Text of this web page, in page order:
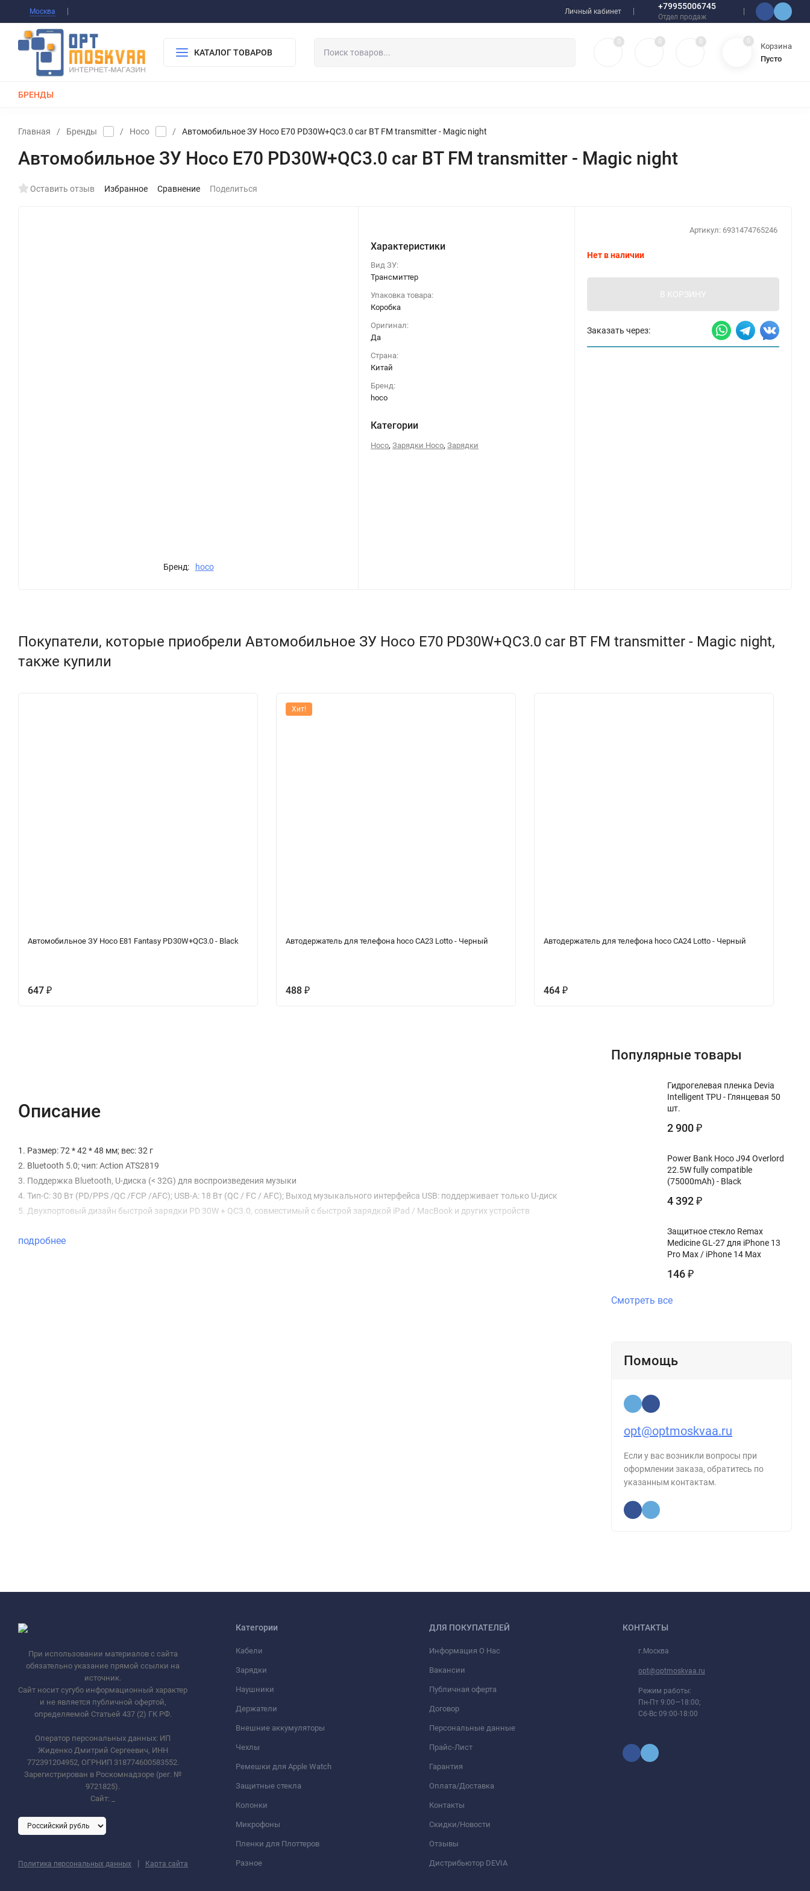
Москва Личный кабинет
+79955006745
Отдел продаж
КАТАЛОГ ТОВАРОВ
0 0 0 0
Корзина
Пусто
БРЕНДЫ
Главная / Бренды / Hoco / Автомобильное ЗУ Hoco E70 PD30W+QC3.0 car BT FM transmitter - Magic night
Автомобильное ЗУ Hoco E70 PD30W+QC3.0 car BT FM transmitter - Magic night
Оставить отзыв Избранное Сравнение Поделиться
Бренд: hoco
Характеристики
Вид ЗУ:
Трансмиттер
Упаковка товара:
Коробка
Оригинал:
Да
Страна:
Китай
Бренд:
hoco
Категории
Hoco,Зарядки Hoco,Зарядки
Артикул: 6931474765246
Нет в наличии
В КОРЗИНУ
Заказать через:
Покупатели, которые приобрели Автомобильное ЗУ Hoco E70 PD30W+QC3.0 car BT FM transmitter - Magic night,
также купили
Автомобильное ЗУ Hoco E81 Fantasy PD30W+QC3.0 - Black
647 ₽
Хит!
Автодержатель для телефона hoco CA23 Lotto - Черный
488 ₽
Автодержатель для телефона hoco CA24 Lotto - Черный
464 ₽
Описание
1. Размер: 72 * 42 * 48 мм; вес: 32 г
2. Bluetooth 5.0; чип: Action ATS2819
3. Поддержка Bluetooth, U-диска (< 32G) для воспроизведения музыки
4. Тип-C: 30 Вт (PD/PPS /QC /FCP /AFC); USB-A: 18 Вт (QC / FC / AFC); Выход музыкального интерфейса USB: поддерживает только U-диск
5. Двухпортовый дизайн быстрой зарядки PD 30W + QC3.0, совместимый с быстрой зарядкой iPad / MacBook и других устройств
подробнее
Популярные товары
Гидрогелевая пленка Devia
Intelligent TPU - Глянцевая 50
шт.
2 900 ₽
Power Bank Hoco J94 Overlord
22.5W fully compatible
(75000mAh) - Black
4 392 ₽
Защитное стекло Remax
Medicine GL-27 для iPhone 13
Pro Max / iPhone 14 Max
146 ₽
Смотреть все
Помощь
opt@optmoskvaa.ru
Если у вас возникли вопросы при
оформлении заказа, обратитесь по
указанным контактам.
При использовании материалов с сайта
обязательно указание прямой ссылки на
источник.
Сайт носит сугубо информационный характер
и не является публичной офертой,
определяемой Статьей 437 (2) ГК РФ.
Оператор персональных данных: ИП
Жиденко Дмитрий Сергеевич, ИНН
772391204952, ОГРНИП 318774600583552.
Зарегистрирован в Роскомнадзоре (рег. №
9721825).
Сайт:
Политика персональных данных | Карта сайта
Категории
Кабели
Зарядки
Наушники
Держатели
Внешние аккумуляторы
Чехлы
Ремешки для Apple Watch
Защитные стекла
Колонки
Микрофоны
Пленки для Плоттеров
Разное
ДЛЯ ПОКУПАТЕЛЕЙ
Информация О Нас
Вакансии
Публичная оферта
Договор
Персональные данные
Прайс-Лист
Гарантия
Оплата/Доставка
Контакты
Скидки/Новости
Отзывы
Дистрибьютор DEVIA
КОНТАКТЫ
г.Москва
opt@optmoskvaa.ru
Режим работы:
Пн-Пт 9:00—18:00;
Сб-Вс 09:00-18:00